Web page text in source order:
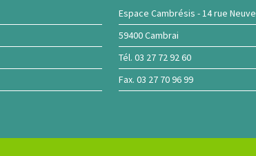
Espace Cambrésis - 14 rue Neuve
59400 Cambrai
Tél. 03 27 72 92 60
Fax. 03 27 70 96 99